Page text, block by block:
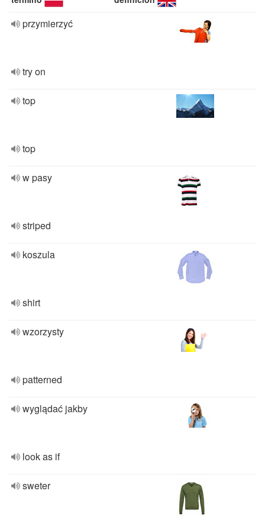
przymierzyć
try on
top
top
w pasy
striped
koszula
shirt
wzorzysty
patterned
wyglądać jakby
look as if
sweter